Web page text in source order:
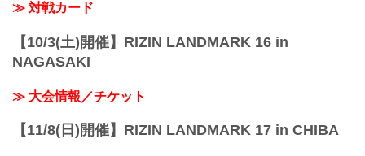
≫ 対戦カード
【10/3(土)開催】RIZIN LANDMARK 16 in
NAGASAKI
≫ 大会情報／チケット
【11/8(日)開催】RIZIN LANDMARK 17 in CHIBA